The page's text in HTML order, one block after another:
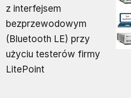
z interfejsem
bezprzewodowym
(Bluetooth LE) przy
użyciu testerów firmy
LitePoint